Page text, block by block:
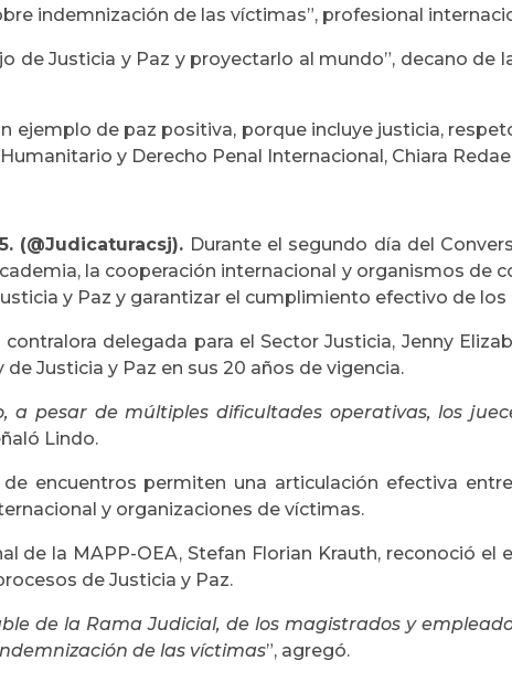
indemnización de las víctimas”, profesional
de Justicia y Paz y proyectarlo al mundo”, decano
ejemplo de paz positiva, porque incluye justicia,
y Derecho Penal Internacional, Chiara
(@Judicaturacsj). Durante el segundo día del
la cooperación internacional y organismos
y Paz y garantizar el cumplimiento efectivo de
delegada para el Sector Justicia, Jenny
Justicia y Paz en sus 20 años de vigencia.
a pesar de múltiples dificultades operativas, los
Lindo.
encuentros permiten una articulación efectiva
y organizaciones de víctimas.
de la MAPP-OEA, Stefan Florian Krauth, reconoció
de Justicia y Paz.
de la Rama Judicial, de los magistrados y
de las víctimas”, agregó.